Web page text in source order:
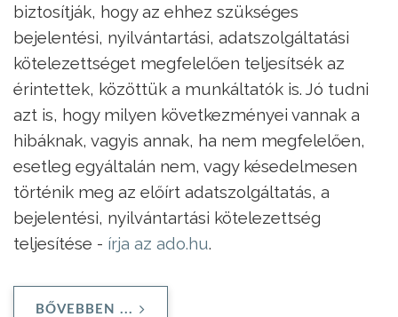
biztosítják, hogy az ehhez szükséges
bejelentési, nyilvántartási, adatszolgáltatási
kötelezettséget megfelelően teljesítsék az
érintettek, közöttük a munkáltatók is. Jó tudni
azt is, hogy milyen következményei vannak a
hibáknak, vagyis annak, ha nem megfelelően,
esetleg egyáltalán nem, vagy késedelmesen
történik meg az előírt adatszolgáltatás, a
bejelentési, nyilvántartási kötelezettség
teljesítése - írja az ado.hu.
BŐVEBBEN ...